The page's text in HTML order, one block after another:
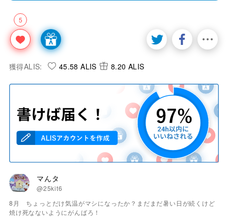
5
獲得ALIS: 45.58 ALIS 8.20 ALIS
マんタ
@25kit6
8月 ちょっとだけ気温がマシになったか？まだまだ暑い日が続くけど
焼け死なないようにがんばろ！